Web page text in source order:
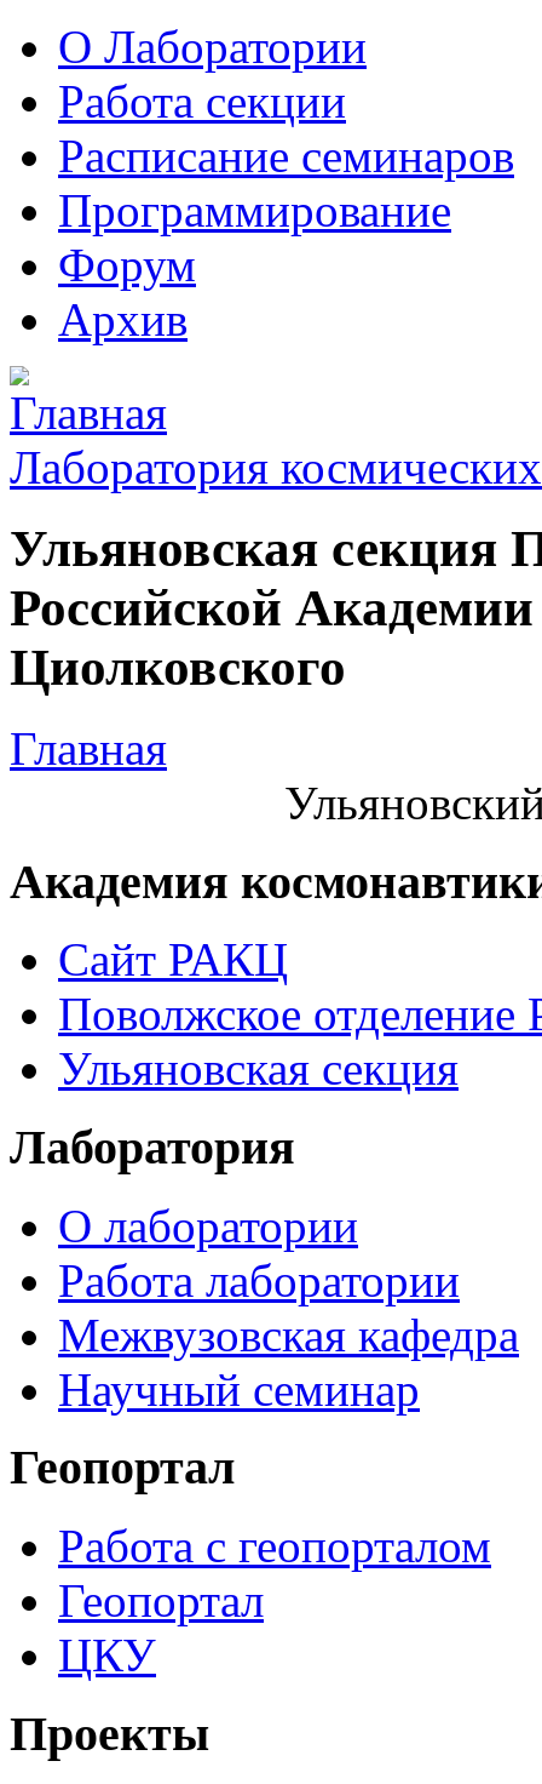
О Лаборатории
Работа секции
Расписание семинаров
Программирование
Форум
Архив
Лаборатория
Ульяновская секция
Российской
Циолковского
Главная
Академия
Сайт РАКЦ
Поволжское
Ульяновская секция
Лаборатория
О лаборатории
Работа лаборатории
Межвузовская кафедра
Научный семинар
Геопортал
Работа с геопорталом
Геопортал
ЦКУ
Проекты